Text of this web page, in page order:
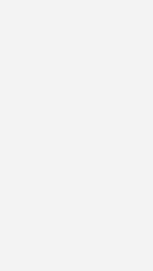
und Systempartner
fertigt dafür die Fenster und ein
Rahmen. Innovation, Vertrauen
an nachhaltiges, ökologisches